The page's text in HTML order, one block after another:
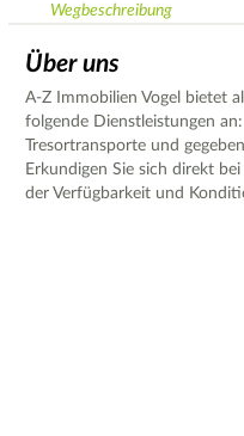
Wegbeschreibung
Über uns
A-Z Immobilien Vogel bietet
folgende Dienstleistungen
Tresortransporte und
Erkundigen Sie sich direkt
der Verfügbarkeit und